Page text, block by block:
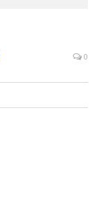
0